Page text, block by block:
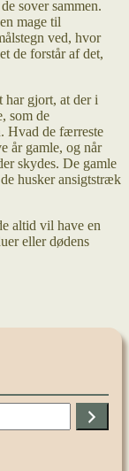
sover sammen.
mage til
ved, hvor
de forstår af det,
har gjort, at der i
som de
Hvad de færreste
år gamle, og når
skydes. De gamle
husker ansigtstræk
altid vil have en
eller dødens